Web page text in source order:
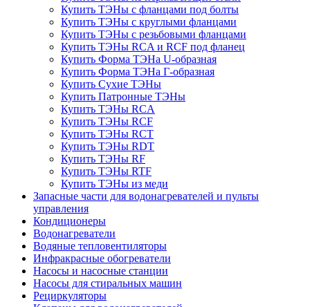
Купить ТЭНы с фланцами под болты
Купить ТЭНы с круглыми фланцами
Купить ТЭНы с резьбовыми фланцами
Купить ТЭНы RCA и RCF под фланец
Купить Форма ТЭНа U-образная
Купить Форма ТЭНа Г-образная
Купить Сухие ТЭНы
Купить Патронные ТЭНы
Купить ТЭНы RCA
Купить ТЭНы RCF
Купить ТЭНы RCT
Купить ТЭНы RDT
Купить ТЭНы RF
Купить ТЭНы RTF
Купить ТЭНы из меди
Запасные части для водонагревателей и пульты
управления
Кондиционеры
Водонагреватели
Водяные тепловентиляторы
Инфракрасные обогреватели
Насосы и насосные станции
Насосы для стиральных машин
Рециркуляторы